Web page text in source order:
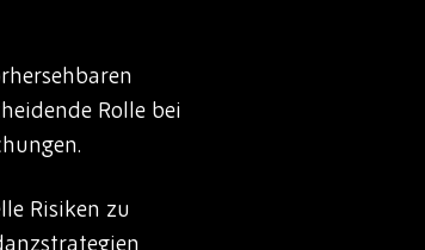
Rolle bei
Risiken zu